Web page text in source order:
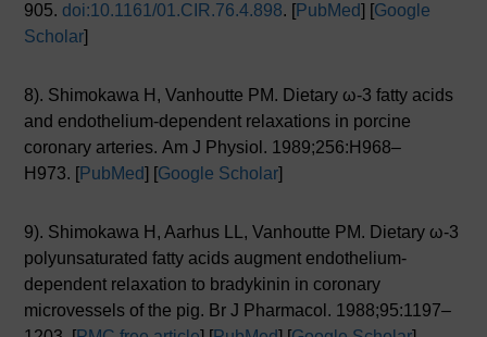
905. doi:10.1161/01.CIR.76.4.898. [PubMed] [Google
Scholar]
8). Shimokawa H, Vanhoutte PM. Dietary ω-3 fatty acids
and endothelium-dependent relaxations in porcine
coronary arteries. Am J Physiol. 1989;256:H968–
H973. [PubMed] [Google Scholar]
9). Shimokawa H, Aarhus LL, Vanhoutte PM. Dietary ω-3
polyunsaturated fatty acids augment endothelium-
dependent relaxation to bradykinin in coronary
microvessels of the pig. Br J Pharmacol. 1988;95:1197–